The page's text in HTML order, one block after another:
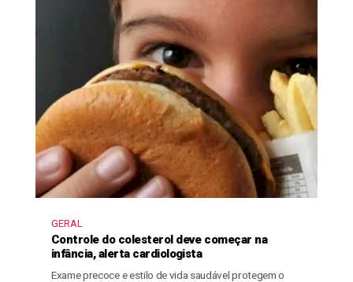
GERAL
Controle do colesterol deve começar na
infância, alerta cardiologista
Exame precoce e estilo de vida saudável protegem o